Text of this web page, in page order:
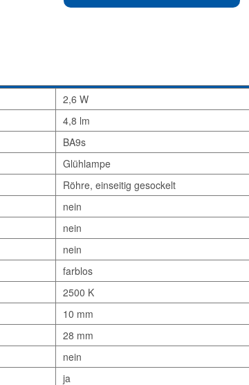
2,6 W
4,8 lm
BA9s
Glühlampe
Röhre, einseitig gesockelt
nein
nein
nein
farblos
2500 K
10 mm
28 mm
nein
ja